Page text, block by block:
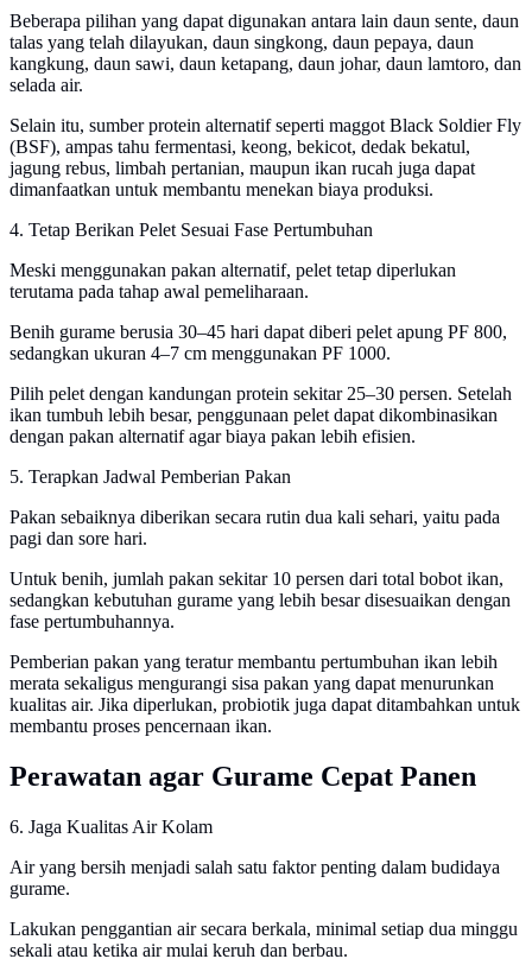
Beberapa pilihan yang dapat digunakan antara lain daun sente, daun
talas yang telah dilayukan, daun singkong, daun pepaya, daun
kangkung, daun sawi, daun ketapang, daun johar, daun lamtoro, dan
selada air.
Selain itu, sumber protein alternatif seperti maggot Black Soldier Fly
(BSF), ampas tahu fermentasi, keong, bekicot, dedak bekatul,
jagung rebus, limbah pertanian, maupun ikan rucah juga dapat
dimanfaatkan untuk membantu menekan biaya produksi.
4. Tetap Berikan Pelet Sesuai Fase Pertumbuhan
Meski menggunakan pakan alternatif, pelet tetap diperlukan
terutama pada tahap awal pemeliharaan.
Benih gurame berusia 30–45 hari dapat diberi pelet apung PF 800,
sedangkan ukuran 4–7 cm menggunakan PF 1000.
Pilih pelet dengan kandungan protein sekitar 25–30 persen. Setelah
ikan tumbuh lebih besar, penggunaan pelet dapat dikombinasikan
dengan pakan alternatif agar biaya pakan lebih efisien.
5. Terapkan Jadwal Pemberian Pakan
Pakan sebaiknya diberikan secara rutin dua kali sehari, yaitu pada
pagi dan sore hari.
Untuk benih, jumlah pakan sekitar 10 persen dari total bobot ikan,
sedangkan kebutuhan gurame yang lebih besar disesuaikan dengan
fase pertumbuhannya.
Pemberian pakan yang teratur membantu pertumbuhan ikan lebih
merata sekaligus mengurangi sisa pakan yang dapat menurunkan
kualitas air. Jika diperlukan, probiotik juga dapat ditambahkan untuk
membantu proses pencernaan ikan.
Perawatan agar Gurame Cepat Panen
6. Jaga Kualitas Air Kolam
Air yang bersih menjadi salah satu faktor penting dalam budidaya
gurame.
Lakukan penggantian air secara berkala, minimal setiap dua minggu
sekali atau ketika air mulai keruh dan berbau.